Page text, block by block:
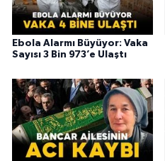
Ebola Alarmı Büyüyor: Vaka
Sayısı 3 Bin 973’e Ulaştı